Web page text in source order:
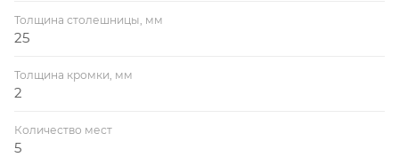
Толщина столешницы, мм
25
Толщина кромки, мм
2
Количество мест
5